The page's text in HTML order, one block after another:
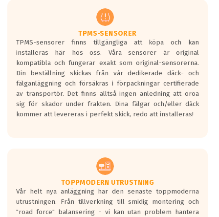
regelverket som introduceras år 2016.
Ett däck med två svarta vågor är redan
godkända för år 2016 nya regelverk.
Ett däck med en svart våg kommer vara
minst tre decibel tystare än det
regelverk som börjar gälla 2016.
TPMS-SENSORER
TPMS-sensorer finns tillgängliga att köpa och kan
installeras här hos oss. Våra sensorer är original
kompatibla och fungerar exakt som original-sensorerna.
Din beställning skickas från vår dedikerade däck- och
fälganläggning och försäkras i förpackningar certifierade
av transportör. Det finns alltså ingen anledning att oroa
sig för skador under frakten. Dina fälgar och/eller däck
kommer att levereras i perfekt skick, redo att installeras!
TOPPMODERN UTRUSTNING
Vår helt nya anläggning har den senaste toppmoderna
utrustningen. Från tillverkning till smidig montering och
"road force" balansering - vi kan utan problem hantera